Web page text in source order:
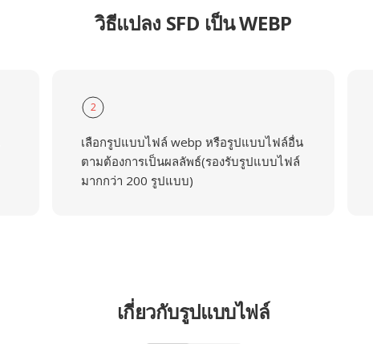
วิธีแปลง SFD เป็น WEBP
2
เลือกรูปแบบไฟล์ webp หรือรูปแบบไฟล์อื่น
ตามต้องการเป็นผลลัพธ์(รองรับรูปแบบไฟล์
มากกว่า 200 รูปแบบ)
เกี่ยวกับรูปแบบไฟล์